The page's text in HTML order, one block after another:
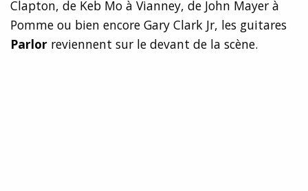
Clapton, de Keb Mo à Vianney, de John Mayer à
Pomme ou bien encore Gary Clark Jr, les guitares
Parlor reviennent sur le devant de la scène.